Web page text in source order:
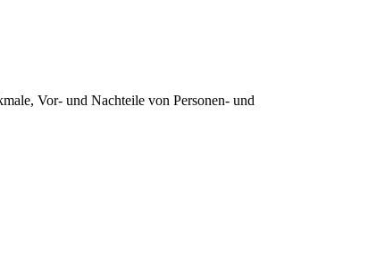
Vor- und Nachteile von Personen- und